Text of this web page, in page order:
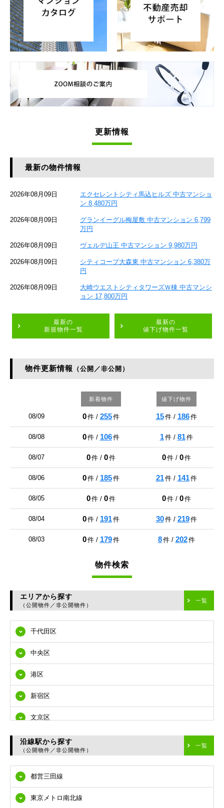
更新情報
最新の物件情報
2026年08月09日
エクセレントシティ馬込ヒルズ 中古マンショ
ン 8,480万円
2026年08月09日
グランイーグル梅屋敷 中古マンション 6,799
万円
2026年08月09日 ヴェルデ山王 中古マンション 9,980万円
2026年08月09日
シティコープ大森東 中古マンション 6,380万
円
2026年08月09日
大崎ウエストシティタワーズＷ棟 中古マンシ
ョン 17,800万円
最新の
新規物件一覧
最新の
値下げ物件一覧
物件更新情報 （公開／非公開）
新着物件 値下げ物件
08/09 0件 / 255件 15件 / 186件
08/08 0件 / 106件 1件 / 81件
08/07 0件 / 0件 0件 / 0件
08/06 0件 / 185件 21件 / 141件
08/05 0件 / 0件 0件 / 0件
08/04 0件 / 191件 30件 / 219件
08/03 0件 / 179件 8件 / 202件
物件検索
エリアから探す
（公開物件／非公開物件）
一覧
千代田区
中央区
港区
新宿区
文京区
台東区
江東区
品川区
沿線駅から探す
（公開物件／非公開物件）
一覧
都営三田線
東京メトロ南北線